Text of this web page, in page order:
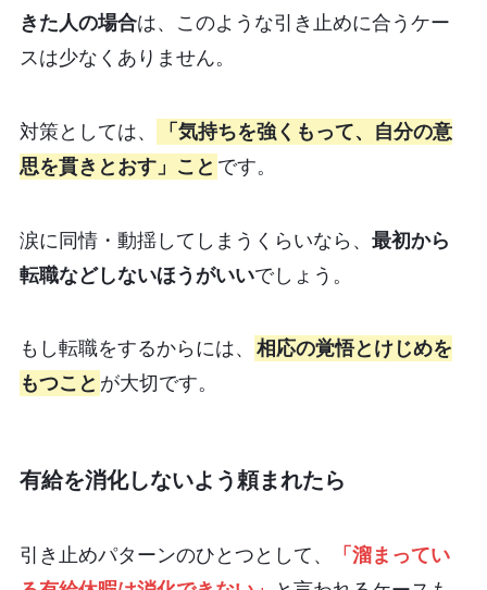
きた人の場合は、このような引き止めに合うケー
スは少なくありません。
対策としては、
「気持ちを強くもって、自分の意
思を貫きとおす」こと です。
涙に同情・動揺してしまうくらいなら、 最初から
転職などしないほうがいいでしょう。
もし転職をするからには、
相応の覚悟とけじめを
もつこと が大切です。
有給を消化しないよう頼まれたら
引き止めパターンのひとつとして、
「溜まってい